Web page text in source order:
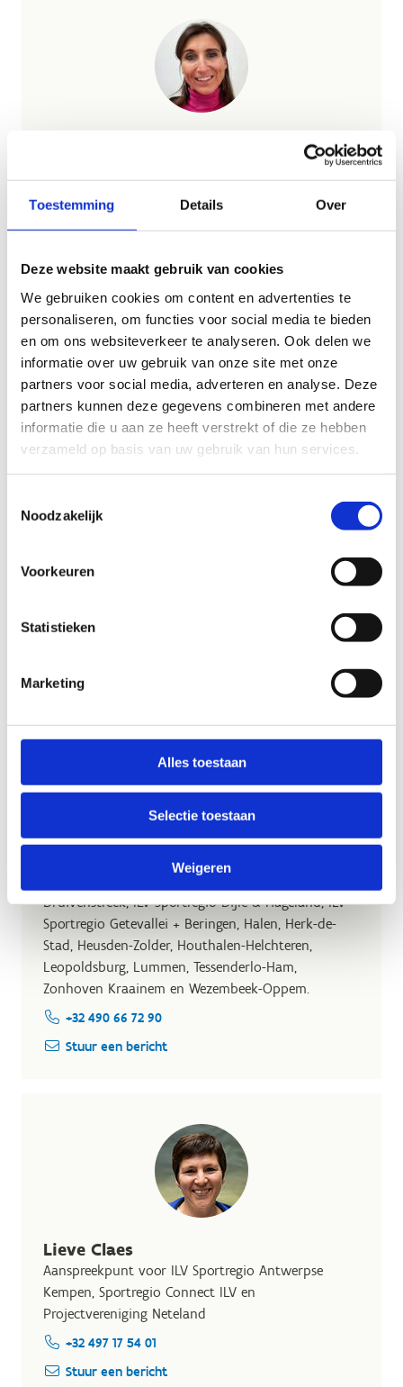
Toestemming Details Over
Deze website maakt gebruik van cookies
We gebruiken cookies om content en advertenties te
personaliseren, om functies voor social media te bieden
en om ons websiteverkeer te analyseren. Ook delen we
informatie over uw gebruik van onze site met onze
partners voor social media, adverteren en analyse. Deze
partners kunnen deze gegevens combineren met andere
informatie die u aan ze heeft verstrekt of die ze hebben
verzameld op basis van uw gebruik van hun services.
Noodzakelijk
Voorkeuren
Statistieken
Marketing
Alles toestaan
Selectie toestaan
Weigeren
Aanspreekpunt voor Burensportdienst (BSD),
Gewestelijke Sportwerking (GSW), ILV-BSD Zuid-
Oost-Vlaanderen, Midwest, Midden West-Vlaams
overleg van de sport (Mivos), Spiere-Helkijn
Aanspreekpunt voor ILV Sportregio Rivierenland, ILV
Noorderkempen, Sportregio Dijle-Nete + Aartselaar,
Bornem, Hemiksem, Herselt, Hulshout, Puurs-Sint-
+32 474 74 05 12
Aanspreekpunt voor Sportregio IGS Vrije Tijd
Druivenstreek, ILV Sportregio Dijle & Hageland, ILV
Sportregio Getevallei + Beringen, Halen, Herk-de-
Stad, Heusden-Zolder, Houthalen-Helchteren,
Leopoldsburg, Lummen, Tessenderlo-Ham,
Zonhoven Kraainem en Wezembeek-Oppem.
+32 490 66 72 90
Stuur een bericht
Lieve Claes
Aanspreekpunt voor ILV Sportregio Antwerpse
Kempen, Sportregio Connect ILV en
Projectvereniging Neteland
+32 497 17 54 01
Stuur een bericht